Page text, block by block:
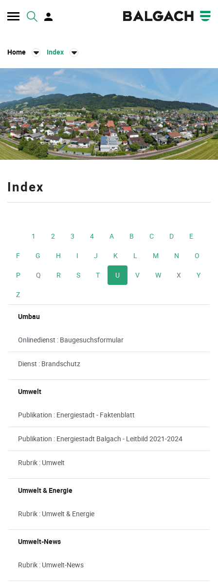
Kopfzeile
Inhalt
Home Index
Index
1 2 3 4 A B C D E
F G H I J K L M N O
P Q R S T U V W X Y
Z
Umbau
Onlinedienst : Baugesuchsformular
Dienst : Brandschutz
Umwelt
Publikation : Energiestadt - Faktenblatt
Publikation : Energiestadt Balgach - Leitbild 2021-2024
Rubrik : Umwelt
Umwelt & Energie
Rubrik : Umwelt & Energie
Umwelt-News
Rubrik : Umwelt-News